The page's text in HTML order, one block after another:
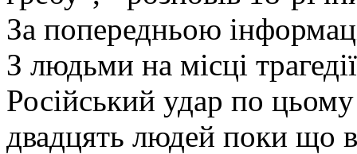
За попередньою
З людьми на місці
Російський удар по
двадцять людей поки що